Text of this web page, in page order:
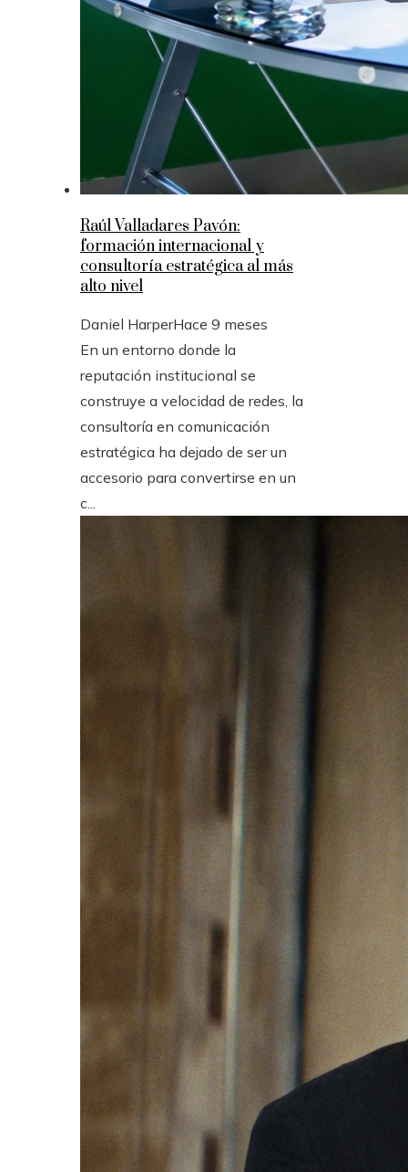
Raúl Valladares Pavón:
formación internacional y
consultoría estratégica al más
alto nivel
Daniel HarperHace 9 meses
En un entorno donde la
reputación institucional se
construye a velocidad de redes, la
consultoría en comunicación
estratégica ha dejado de ser un
accesorio para convertirse en un
c...